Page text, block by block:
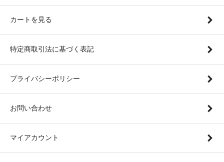
カートを見る
特定商取引法に基づく表記
プライバシーポリシー
お問い合わせ
マイアカウント